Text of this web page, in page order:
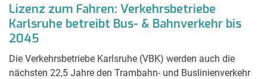
Lizenz zum Fahren: Verkehrsbetriebe
Karlsruhe betreibt Bus- & Bahnverkehr bis
2045
Die Verkehrsbetriebe Karlsruhe (VBK) werden auch die
nächsten 22,5 Jahre den Trambahn- und Buslinienverkehr